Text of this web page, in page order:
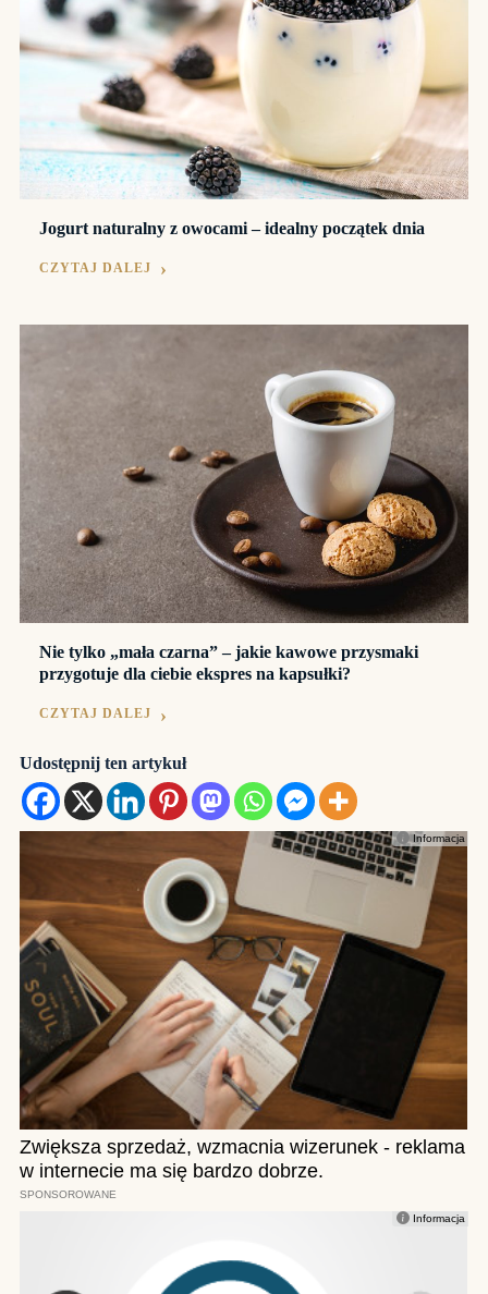
Jogurt naturalny z owocami – idealny początek dnia
CZYTAJ DALEJ
Nie tylko „mała czarna” – jakie kawowe przysmaki
przygotuje dla ciebie ekspres na kapsułki?
CZYTAJ DALEJ
Udostępnij ten artykuł